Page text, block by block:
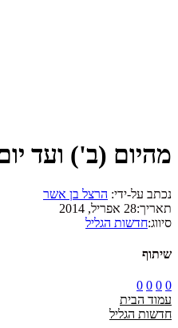
מהיום (ב') ועד
נכתב על-ידי: הרצל בן אשר
תאריך:28 אפריל, 2014
סיווג:חדשות הגליל
שיתוף
0
0
0
0
עמוד הבית
חדשות הגליל